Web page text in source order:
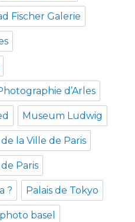
Fischer Galerie
d’Arles
Museum Ludwig
la Ville de Paris
Paris
? Palais de Tokyo
photo basel